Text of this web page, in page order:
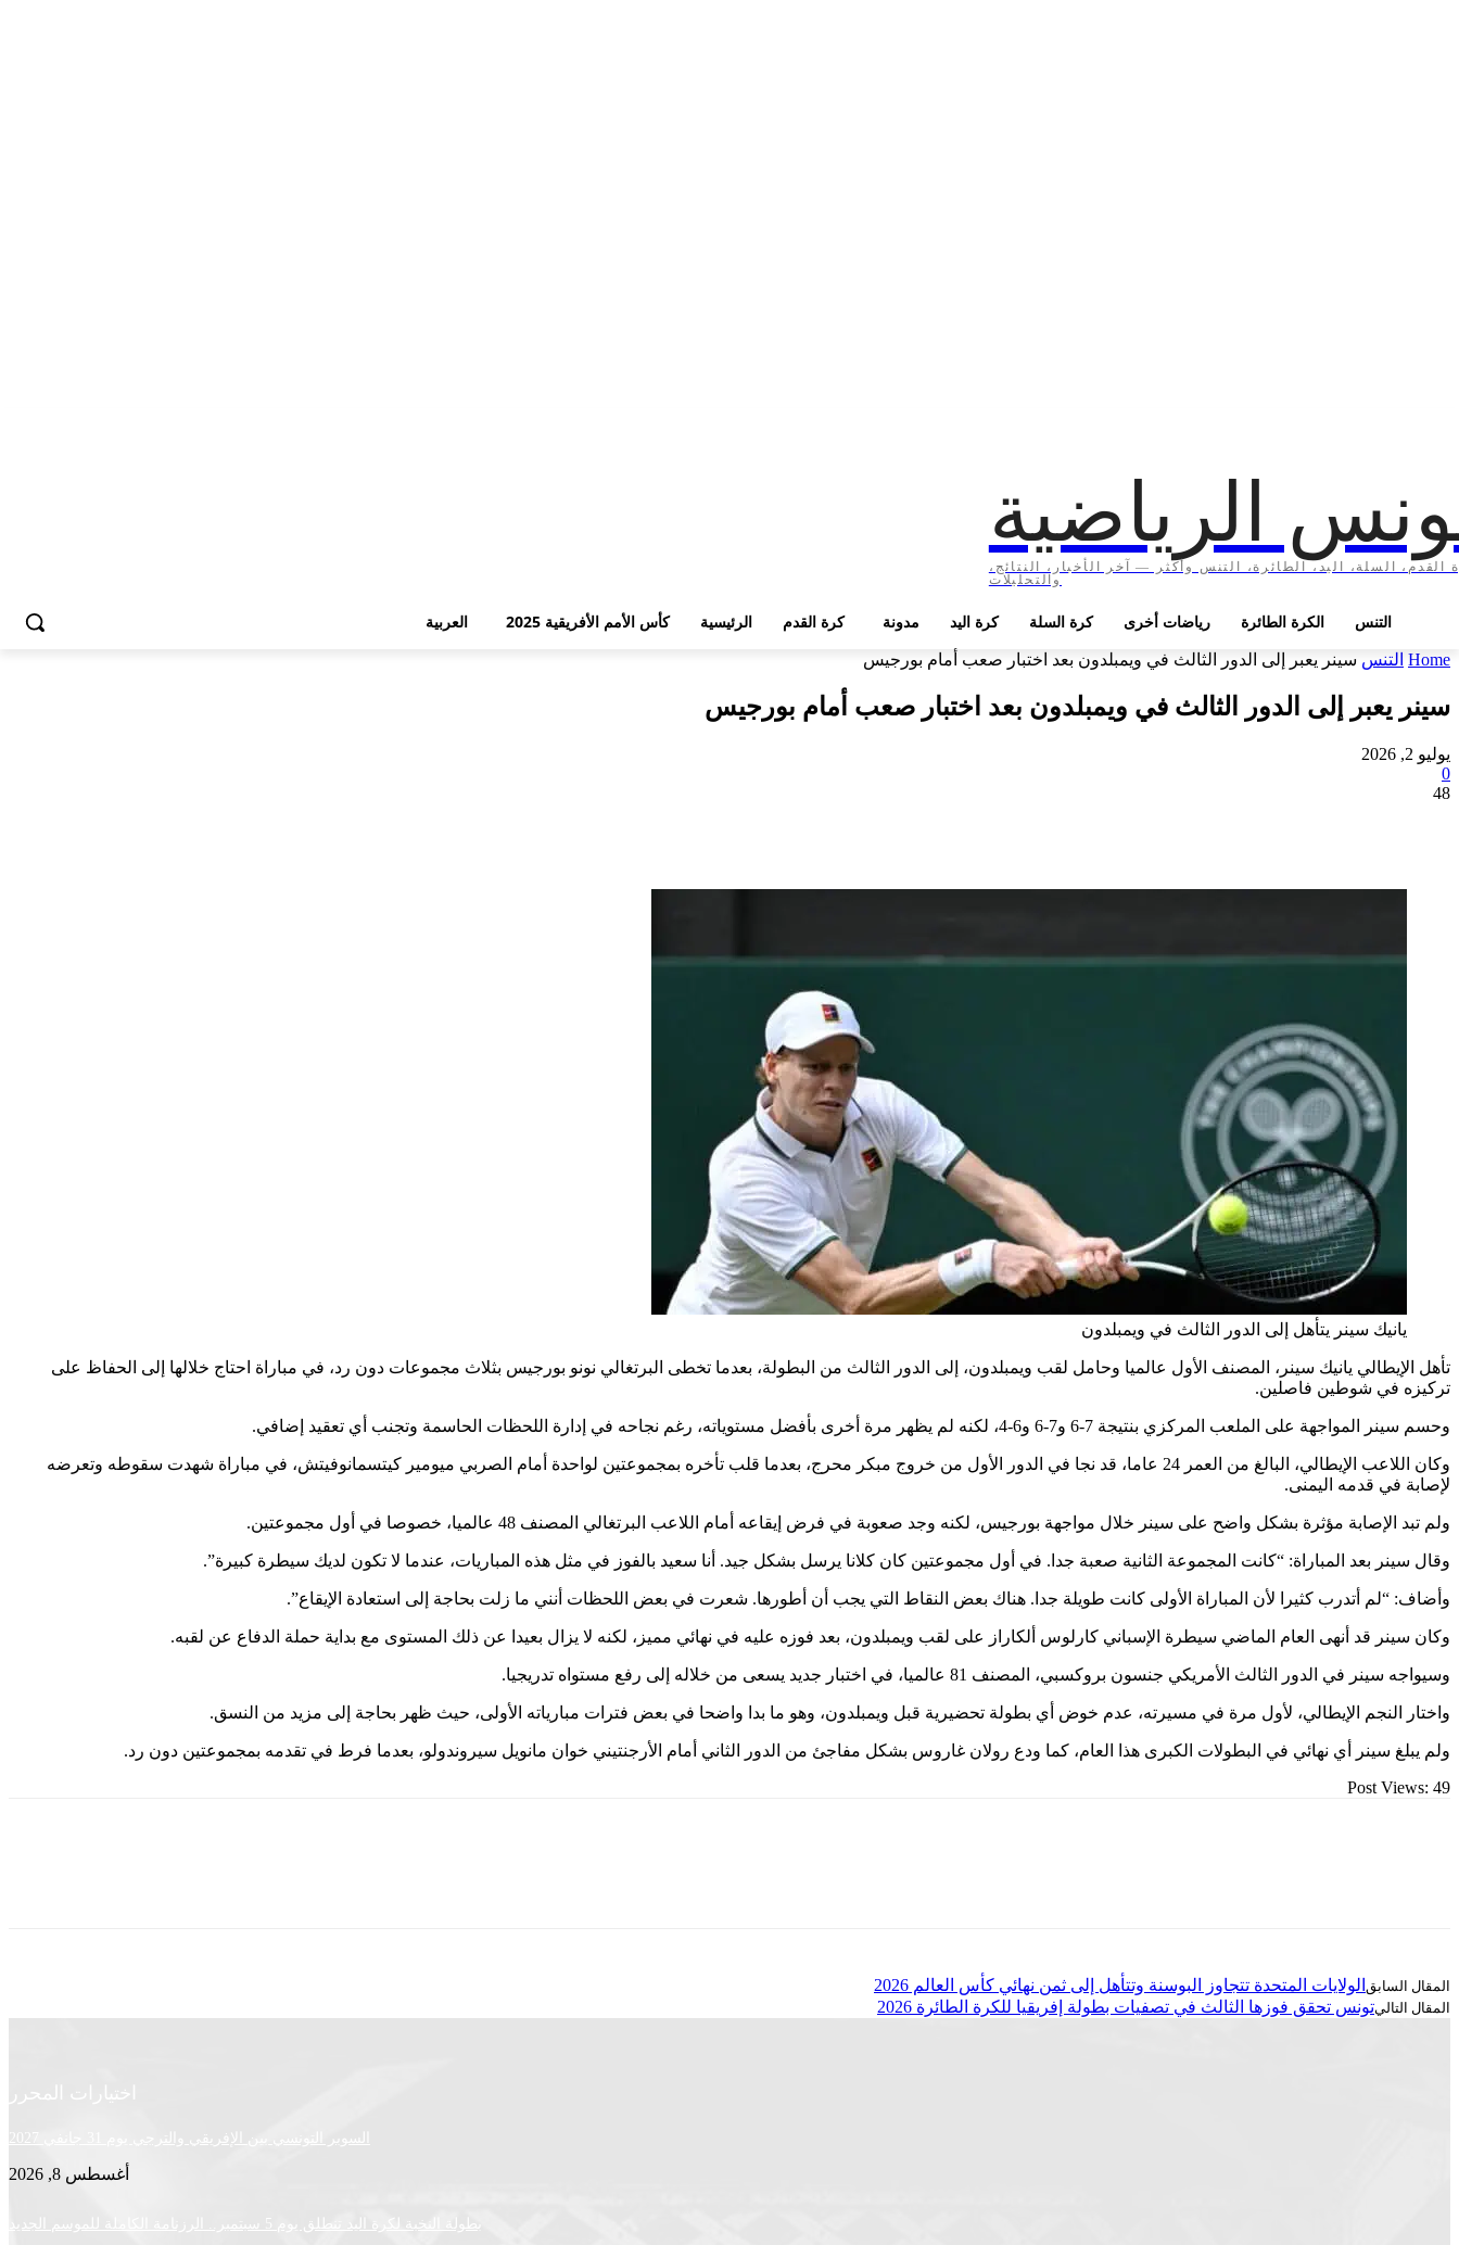
الرياضية
القدم، السلة، اليد، الطائرة، التنس وأكثر — آخر الأخبار، النتائج،
والتحليلات
التنس الكرة الطائرة رياضات أخرى كرة السلة كرة اليد مدونة كرة القدم الرئيسية كأس الأمم الأفريقية 2025 العربية
Home التنس سينر يعبر إلى الدور الثالث في ويمبلدون بعد اختبار صعب أمام بورجيس
سينر يعبر إلى الدور الثالث في ويمبلدون بعد اختبار صعب أمام بورجيس
يوليو 2, 2026
0
48
يانيك سينر يتأهل إلى الدور الثالث في ويمبلدون
تأهل الإيطالي يانيك سينر، المصنف الأول عالميا وحامل لقب ويمبلدون، إلى الدور الثالث من البطولة، بعدما تخطى البرتغالي نونو بورجيس بثلاث مجموعات دون رد، في مباراة احتاج خلالها إلى الحفاظ على
تركيزه في شوطين فاصلين.
وحسم سينر المواجهة على الملعب المركزي بنتيجة 7-6 و7-6 و6-4، لكنه لم يظهر مرة أخرى بأفضل مستوياته، رغم نجاحه في إدارة اللحظات الحاسمة وتجنب أي تعقيد إضافي.
وكان اللاعب الإيطالي، البالغ من العمر 24 عاما، قد نجا في الدور الأول من خروج مبكر محرج، بعدما قلب تأخره بمجموعتين لواحدة أمام الصربي ميومير كيتسمانوفيتش، في مباراة شهدت سقوطه وتعرضه
لإصابة في قدمه اليمنى.
ولم تبد الإصابة مؤثرة بشكل واضح على سينر خلال مواجهة بورجيس، لكنه وجد صعوبة في فرض إيقاعه أمام اللاعب البرتغالي المصنف 48 عالميا، خصوصا في أول مجموعتين.
وقال سينر بعد المباراة: “كانت المجموعة الثانية صعبة جدا. في أول مجموعتين كان كلانا يرسل بشكل جيد. أنا سعيد بالفوز في مثل هذه المباريات، عندما لا تكون لديك سيطرة كبيرة”.
وأضاف: “لم أتدرب كثيرا لأن المباراة الأولى كانت طويلة جدا. هناك بعض النقاط التي يجب أن أطورها. شعرت في بعض اللحظات أنني ما زلت بحاجة إلى استعادة الإيقاع”.
وكان سينر قد أنهى العام الماضي سيطرة الإسباني كارلوس ألكاراز على لقب ويمبلدون، بعد فوزه عليه في نهائي مميز، لكنه لا يزال بعيدا عن ذلك المستوى مع بداية حملة الدفاع عن لقبه.
وسيواجه سينر في الدور الثالث الأمريكي جنسون بروكسبي، المصنف 81 عالميا، في اختبار جديد يسعى من خلاله إلى رفع مستواه تدريجيا.
واختار النجم الإيطالي، لأول مرة في مسيرته، عدم خوض أي بطولة تحضيرية قبل ويمبلدون، وهو ما بدا واضحا في بعض فترات مبارياته الأولى، حيث ظهر بحاجة إلى مزيد من النسق.
ولم يبلغ سينر أي نهائي في البطولات الكبرى هذا العام، كما ودع رولان غاروس بشكل مفاجئ من الدور الثاني أمام الأرجنتيني خوان مانويل سيروندولو، بعدما فرط في تقدمه بمجموعتين دون رد.
Post Views: 49
الولايات المتحدة تتجاوز البوسنة وتتأهل إلى ثمن نهائي كأس العالم 2026
تونس تحقق فوزها الثالث في تصفيات بطولة إفريقيا للكرة الطائرة 2026
اختيارات المحرر
السوبر التونسي بين الإفريقي والترجي يوم 31 جانفي 2027
أغسطس 8, 2026
بطولة النخبة لكرة اليد تنطلق يوم 5 سبتمبر.. الرزنامة الكاملة للموسم الجديد